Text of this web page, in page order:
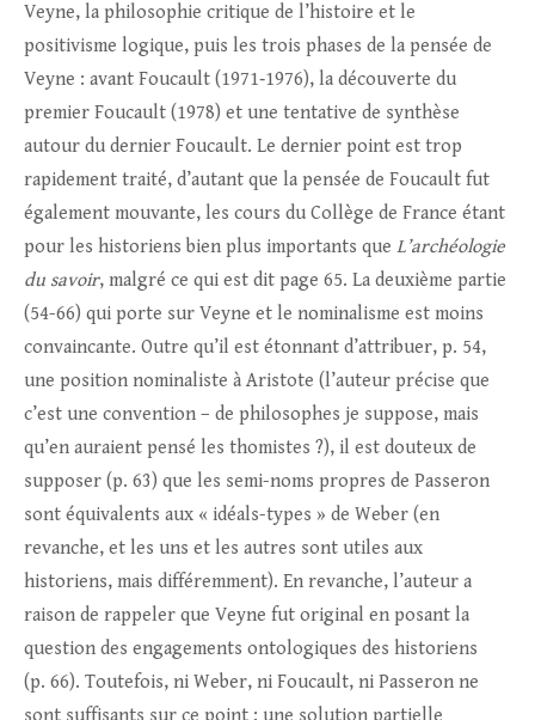
Veyne, la philosophie critique de l’histoire et le
positivisme logique, puis les trois phases de la pensée de
Veyne : avant Foucault (1971‑1976), la découverte du
premier Foucault (1978) et une tentative de synthèse
autour du dernier Foucault. Le dernier point est trop
rapidement traité, d’autant que la pensée de Foucault fut
également mouvante, les cours du Collège de France étant
pour les historiens bien plus importants que L’archéologie
du savoir, malgré ce qui est dit page 65. La deuxième partie
(54-66) qui porte sur Veyne et le nominalisme est moins
convaincante. Outre qu’il est étonnant d’attribuer, p. 54,
une position nominaliste à Aristote (l’auteur précise que
c’est une convention – de philosophes je suppose, mais
qu’en auraient pensé les thomistes ?), il est douteux de
supposer (p. 63) que les semi-noms propres de Passeron
sont équivalents aux « idéals-types » de Weber (en
revanche, et les uns et les autres sont utiles aux
historiens, mais différemment). En revanche, l’auteur a
raison de rappeler que Veyne fut original en posant la
question des engagements ontologiques des historiens
(p. 66). Toutefois, ni Weber, ni Foucault, ni Passeron ne